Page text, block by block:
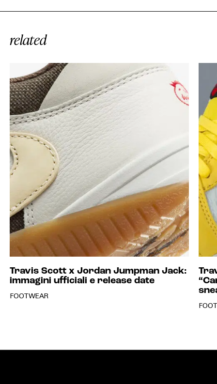
related
Travis Scott x Jordan Jumpman Jack:
immagini ufficiali e release date
FOOTWEAR